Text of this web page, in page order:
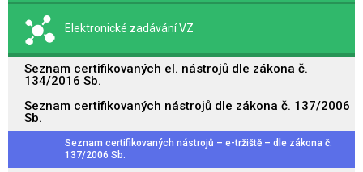
Elektronické zadávání VZ
Seznam certifikovaných el. nástrojů dle zákona č.
134/2016 Sb.
Seznam certifikovaných nástrojů dle zákona č. 137/2006
Sb.
Seznam certifikovaných nástrojů – e-tržiště – dle zákona č.
137/2006 Sb.